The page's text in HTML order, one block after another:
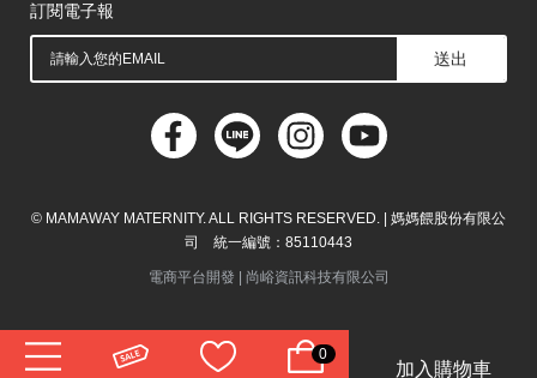
0
加入購物車
訂閱電子報
送出
© MAMAWAY MATERNITY. ALL RIGHTS RESERVED. | 媽媽餵股份有限公
司 統一編號：85110443
電商平台開發 | 尚峪資訊科技有限公司